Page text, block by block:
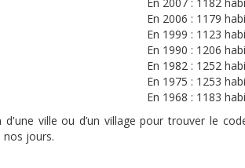
En 2006 : 1179
En 1999 : 1123
En 1990 : 1206
En 1982 : 1252
En 1975 : 1253
En 1968 : 1183
ville ou d’un village pour trouver le
nos jours.